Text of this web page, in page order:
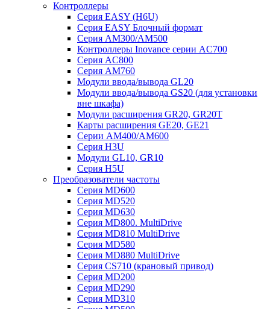
Контроллеры
Серия EASY (H6U)
Серия EASY Блочный формат
Серия AM300/AM500
Контроллеры Inovance серии AC700
Серия AC800
Серия AM760
Модули ввода/вывода GL20
Модули ввода/вывода GS20 (для установки
вне шкафа)
Модули расширения GR20, GR20T
Карты расширения GE20, GE21
Серии AM400/AM600
Серия H3U
Модули GL10, GR10
Серия H5U
Преобразователи частоты
Серия MD600
Серия MD520
Серия MD630
Серия MD800. MultiDrive
Серия MD810 MultiDrive
Серия MD580
Серия MD880 MultiDrive
Серия CS710 (крановый привод)
Серия MD200
Серия MD290
Серия MD310